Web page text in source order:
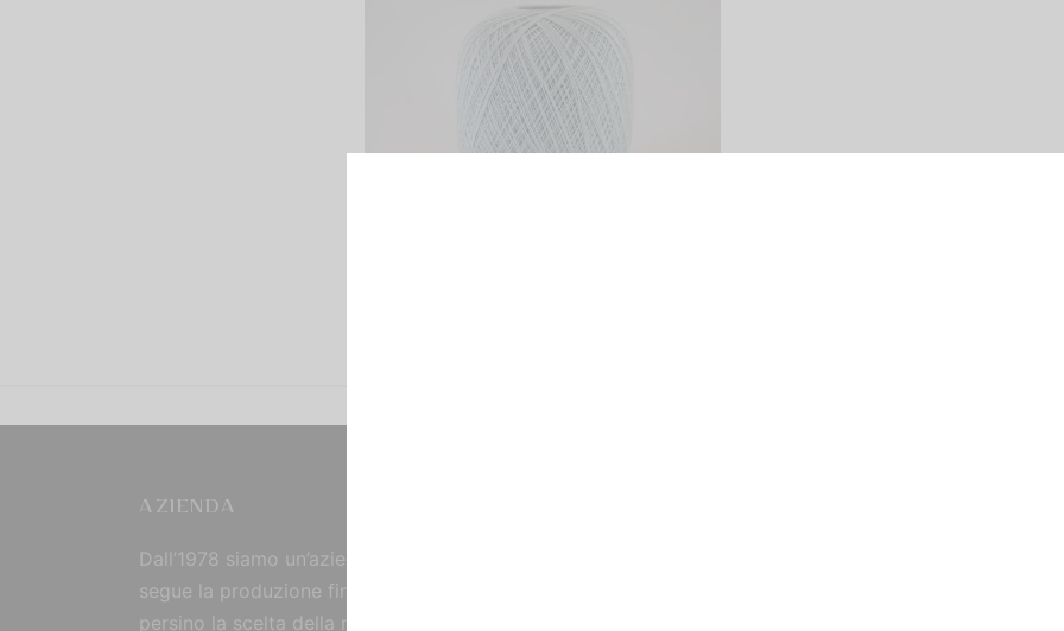
AZIENDA
Dall’1978 siamo un’azienda strutturata che
segue la produzione fin dall’origine, curando
persino la scelta della materia prima, reperita